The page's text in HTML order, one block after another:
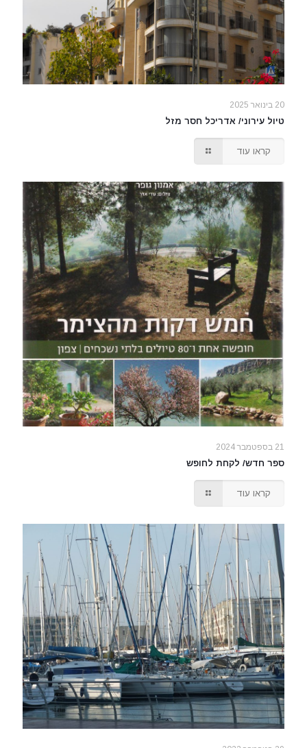
20 בינואר 2025
טיול עירוני/ אדריכל חסר מזל
קראו עוד
21 בספטמבר 2024
ספר חדש/ לקחת לחופש
קראו עוד